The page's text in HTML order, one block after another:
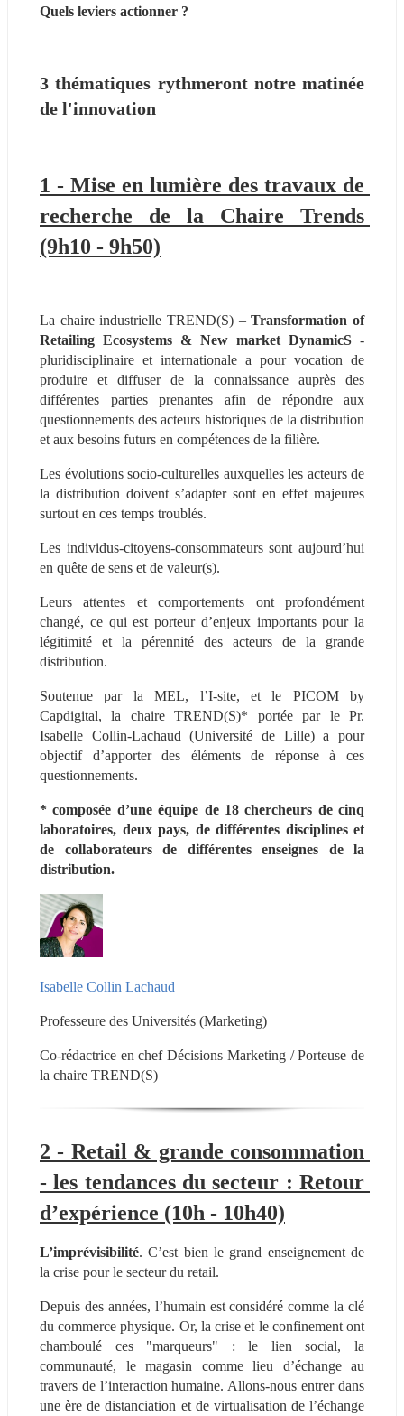
Quels leviers actionner ?
3 thématiques rythmeront notre matinée
de l'innovation
1 - Mise en lumière des travaux de
recherche de la Chaire Trends
(9h10 - 9h50)
La chaire industrielle TREND(S) – Transformation of
Retailing Ecosystems & New market DynamicS -
pluridisciplinaire et internationale a pour vocation de
produire et diffuser de la connaissance auprès des
différentes parties prenantes afin de répondre aux
questionnements des acteurs historiques de la distribution
et aux besoins futurs en compétences de la filière.
Les évolutions socio-culturelles auxquelles les acteurs de
la distribution doivent s’adapter sont en effet majeures
surtout en ces temps troublés.
Les individus-citoyens-consommateurs sont aujourd’hui
en quête de sens et de valeur(s).
Leurs attentes et comportements ont profondément
changé, ce qui est porteur d’enjeux importants pour la
légitimité et la pérennité des acteurs de la grande
distribution.
Soutenue par la MEL, l’I-site, et le PICOM by
Capdigital, la chaire TREND(S)* portée par le Pr.
Isabelle Collin-Lachaud (Université de Lille) a pour
objectif d’apporter des éléments de réponse à ces
questionnements.
* composée d’une équipe de 18 chercheurs de cinq
laboratoires, deux pays, de différentes disciplines et
de collaborateurs de différentes enseignes de la
distribution.
Isabelle Collin Lachaud
Professeure des Universités (Marketing)
Co-rédactrice en chef Décisions Marketing / Porteuse de
la chaire TREND(S)
2 - Retail & grande consommation
- les tendances du secteur : Retour
d’expérience (10h - 10h40)
L’imprévisibilité. C’est bien le grand enseignement de
la crise pour le secteur du retail.
Depuis des années, l’humain est considéré comme la clé
du commerce physique. Or, la crise et le confinement ont
chamboulé ces "marqueurs" : le lien social, la
communauté, le magasin comme lieu d’échange au
travers de l’interaction humaine. Allons-nous entrer dans
une ère de distanciation et de virtualisation de l’échange